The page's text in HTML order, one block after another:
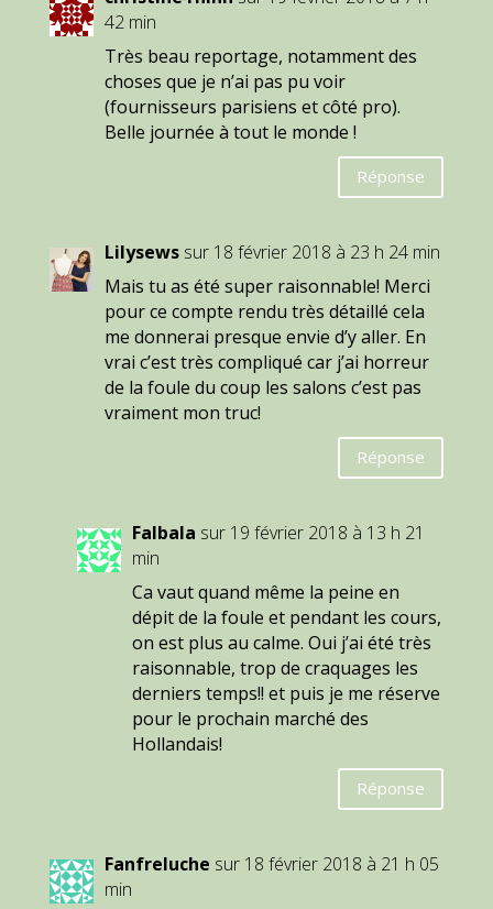
42 min
Très beau reportage, notamment des
choses que je n’ai pas pu voir
(fournisseurs parisiens et côté pro).
Belle journée à tout le monde !
Réponse
Lilysews sur 18 février 2018 à 23 h 24 min
Mais tu as été super raisonnable! Merci
pour ce compte rendu très détaillé cela
me donnerai presque envie d’y aller. En
vrai c’est très compliqué car j’ai horreur
de la foule du coup les salons c’est pas
vraiment mon truc!
Réponse
Falbala sur 19 février 2018 à 13 h 21
min
Ca vaut quand même la peine en
dépit de la foule et pendant les cours,
on est plus au calme. Oui j’ai été très
raisonnable, trop de craquages les
derniers temps!! et puis je me réserve
pour le prochain marché des
Hollandais!
Réponse
Fanfreluche sur 18 février 2018 à 21 h 05
min